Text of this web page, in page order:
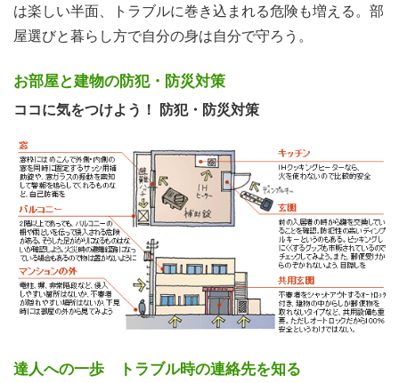
は楽しい半面、トラブルに巻き込まれる危険も増える。部
屋選びと暮らし方で自分の身は自分で守ろう。
お部屋と建物の防犯・防災対策
ココに気をつけよう！ 防犯・防災対策
達人への一歩 トラブル時の連絡先を知る